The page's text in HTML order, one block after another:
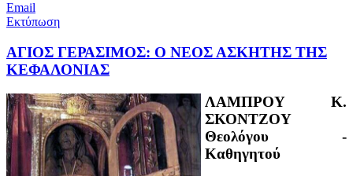
Email
Εκτύπωση
ΑΓΙΟΣ ΓΕΡΑΣΙΜΟΣ: Ο ΝΕΟΣ ΑΣΚΗΤΗΣ ΤΗΣ
ΚΕΦΑΛΟΝΙΑΣ
ΛΑΜΠΡΟΥ Κ.
ΣΚΟΝΤΖΟΥ
Θεολόγου -
Καθηγητού